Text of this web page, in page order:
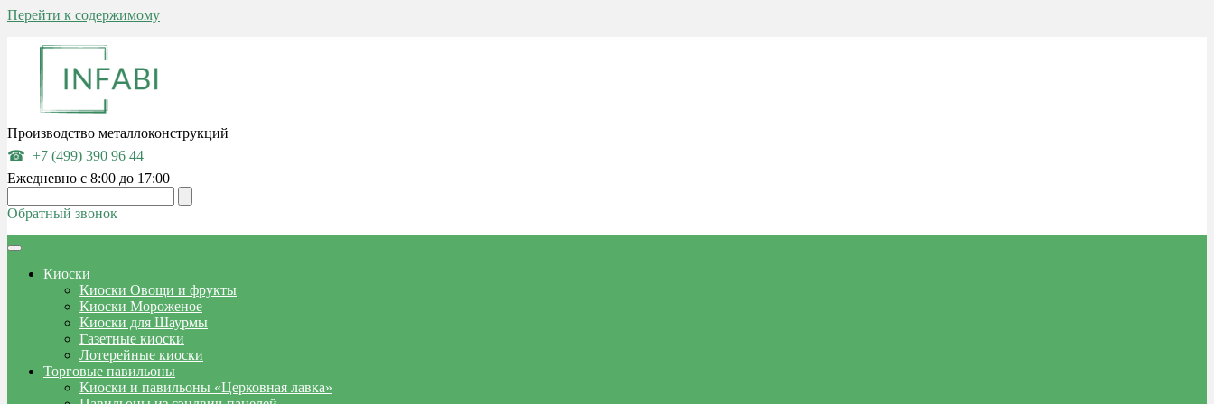
Перейти к содержимому
Производство металлоконструкций
+7 (499) 390 96 44
Ежедневно с 8:00 до 17:00
Обратный звонок
Киоски
Киоски Овощи и фрукты
Киоски Мороженое
Киоски для Шаурмы
Газетные киоски
Лотерейные киоски
Торговые павильоны
Киоски и павильоны «Церковная лавка»